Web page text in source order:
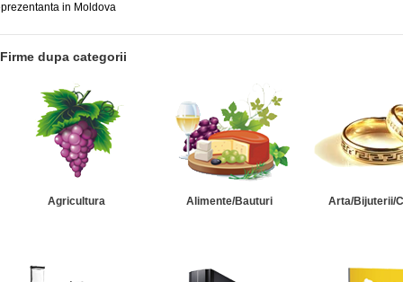
in Moldova
Firme dupa categorii
Agricultura Alimente/Bauturi Arta/Bijuterii/